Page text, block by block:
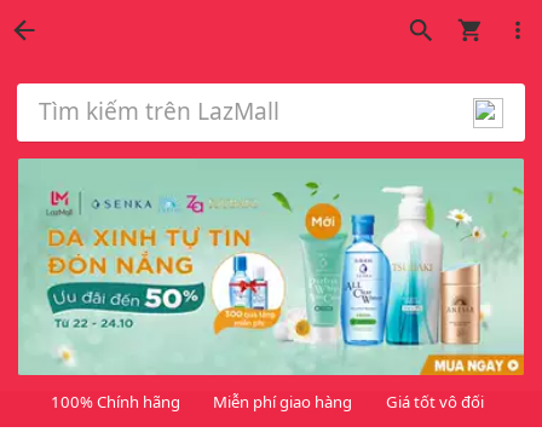
Tìm kiếm trên LazMall
100% Chính hãng Miễn phí giao hàng Giá tốt vô đối